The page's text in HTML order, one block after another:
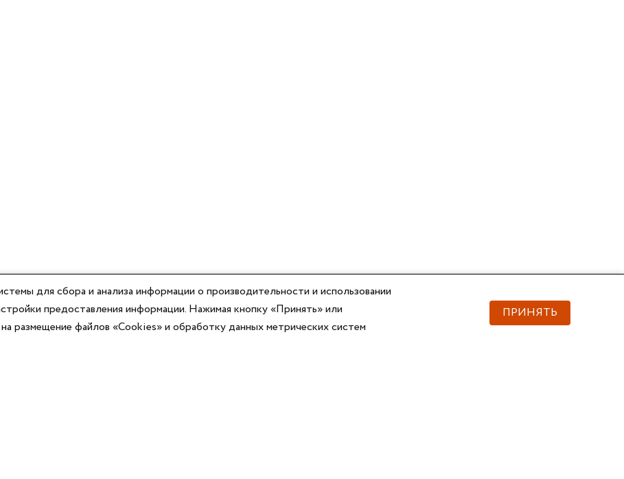
для сбора и анализа информации о производительности и использовании
предоставления информации. Нажимая кнопку «Принять» или
размещение файлов «Cookies» и обработку данных метрических систем
ПРИНЯТЬ